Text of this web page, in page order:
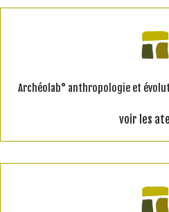
Archéolab° anthropologie et
voir les